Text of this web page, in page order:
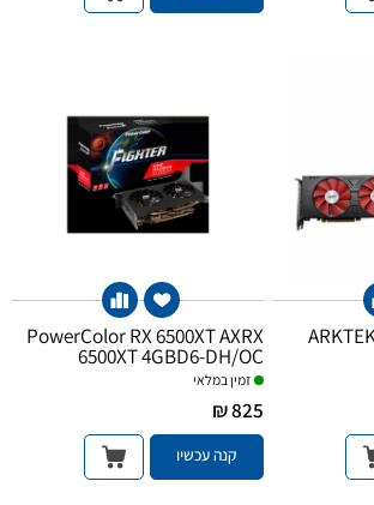
PowerColor RX 6500XT AXRX
6500XT 4GBD6-DH/OC
זמין במלאי
825 ₪
קנה עכשיו